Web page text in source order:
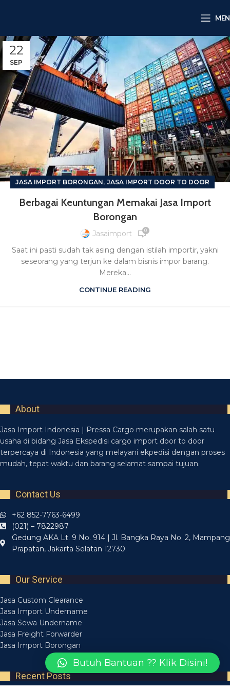
22
SEP
JASA IMPORT BORONGAN, JASA IMPORT DOOR TO DOOR
Berbagai Keuntungan Memakai Jasa Import
Borongan
Jasaimport 0
Saat ini pasti sudah tak asing dengan istilah importir, yakni
seseorang yang terjun ke dalam bisnis impor barang.
Mereka...
CONTINUE READING
About
Jasa Import Indonesia | Pressa Cargo merupakan salah satu
usaha di bidang Jasa Ekspedisi cargo import door to door
terpercaya di Indonesia yang melayani ekpedisi dengan proses
mudah, tepat waktu dan barang selamat sampai tujuan.
Contact Us
+62 852-7763-6499
(021) – 7822987
Gedung AKA Lt. 9 No. 914 | Jl. Bangka Raya No. 2, Mampang
Prapatan, Jakarta Selatan 12730
Our Service
Jasa Custom Clearance
Jasa Import Undername
Jasa Sewa Undername
Jasa Freight Forwarder
Jasa Import Borongan
Recent Posts
Butuh Bantuan ?? Klik Disini!